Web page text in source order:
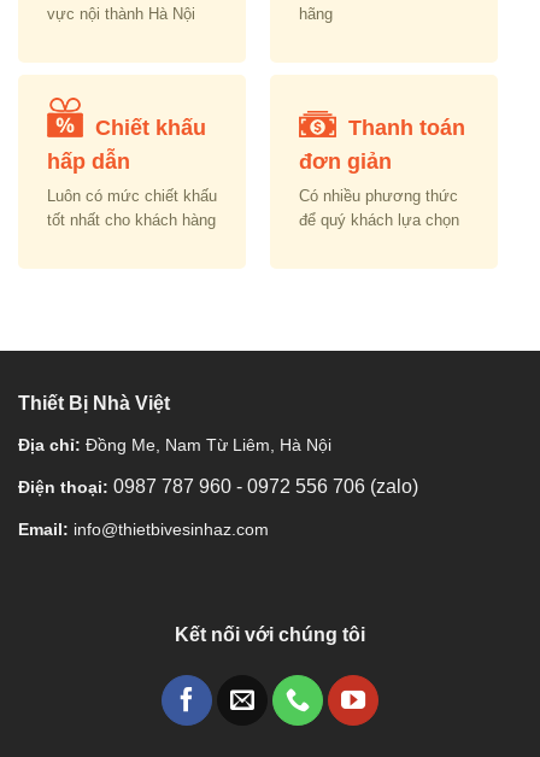
vực nội thành Hà Nội
hãng
Chiết khấu
hấp dẫn
Luôn có mức chiết khấu
tốt nhất cho khách hàng
Thanh toán
đơn giản
Có nhiều phương thức
để quý khách lựa chọn
Thiết Bị Nhà Việt
Địa chỉ: Đồng Me, Nam Từ Liêm, Hà Nội
Điện thoại: 0987 787 960 - 0972 556 706 (zalo)
Email: info@thietbivesinhaz.com
Kết nối với chúng tôi